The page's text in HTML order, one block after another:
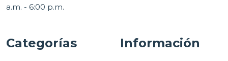
a.m. - 6:00 p.m.
Categorías Información